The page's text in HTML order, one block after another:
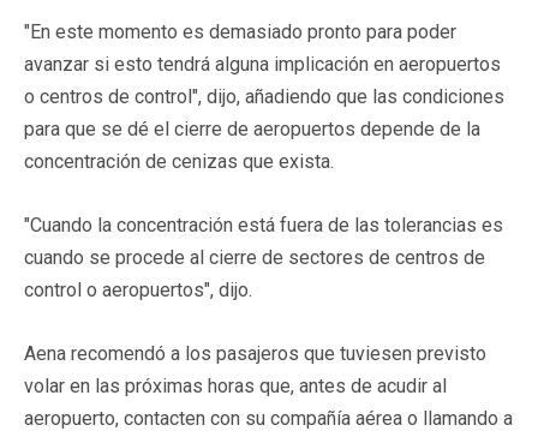
"En este momento es demasiado pronto para poder
avanzar si esto tendrá alguna implicación en aeropuertos
o centros de control", dijo, añadiendo que las condiciones
para que se dé el cierre de aeropuertos depende de la
concentración de cenizas que exista.
"Cuando la concentración está fuera de las tolerancias es
cuando se procede al cierre de sectores de centros de
control o aeropuertos", dijo.
Aena recomendó a los pasajeros que tuviesen previsto
volar en las próximas horas que, antes de acudir al
aeropuerto, contacten con su compañía aérea o llamando a